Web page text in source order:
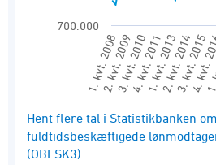
1. kvt. 2008 1. kvt. 2013 1.
2. kvt. 2009
3. kvt. 2010
4. kvt. 20112. kvt. 2014
3. kvt. 2015
4.
700.000
End of interactive chart.
Hent flere tal i Statistikbanken
fuldtidsbeskæftigede
(OBESK3)